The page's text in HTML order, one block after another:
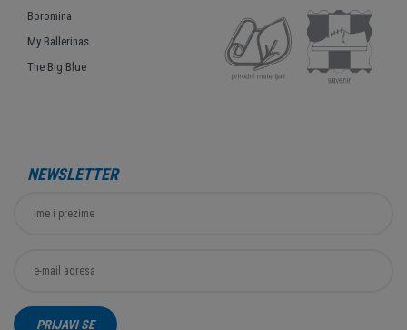
Boromina
My Ballerinas
The Big Blue
NEWSLETTER
PRIJAVI SE